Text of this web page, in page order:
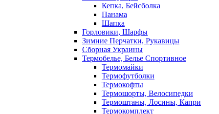
Кепка, Бейсболка
Панама
Шапка
Горловики, Шарфы
Зимние Перчатки, Рукавицы
Сборная Украины
Термобелье, Белье Спортивное
Термомайки
Термофутболки
Термокофты
Термошорты, Велосипедки
Термоштаны, Лосины, Капри
Термокомплект